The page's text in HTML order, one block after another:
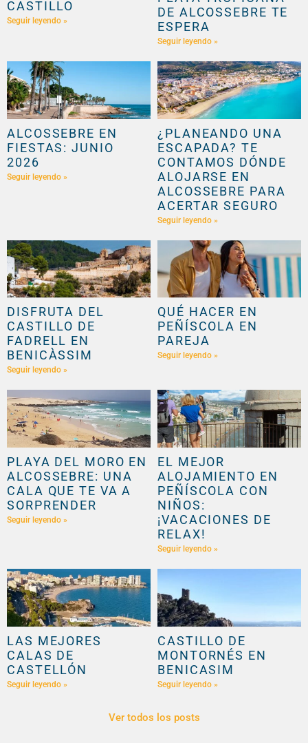
CASTILLO
Seguir leyendo »
DE ALCOSSEBRE TE
ESPERA
Seguir leyendo »
ALCOSSEBRE EN
FIESTAS: JUNIO
2026
Seguir leyendo »
¿PLANEANDO UNA
ESCAPADA? TE
CONTAMOS DÓNDE
ALOJARSE EN
ALCOSSEBRE PARA
ACERTAR SEGURO
Seguir leyendo »
DISFRUTA DEL
CASTILLO DE
FADRELL EN
BENICÀSSIM
Seguir leyendo »
QUÉ HACER EN
PEÑÍSCOLA EN
PAREJA
Seguir leyendo »
PLAYA DEL MORO EN
ALCOSSEBRE: UNA
CALA QUE TE VA A
SORPRENDER
Seguir leyendo »
EL MEJOR
ALOJAMIENTO EN
PEÑÍSCOLA CON
NIÑOS:
¡VACACIONES DE
RELAX!
Seguir leyendo »
LAS MEJORES
CALAS DE
CASTELLÓN
Seguir leyendo »
CASTILLO DE
MONTORNÉS EN
BENICASIM
Seguir leyendo »
Ver todos los posts